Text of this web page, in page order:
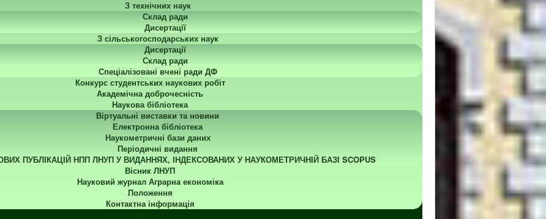
З технічних наук
Склад ради
Дисертації
З сільськогосподарських наук
Дисертації
Склад ради
Спеціалізовані вчені ради ДФ
Конкурс студентських наукових робіт
Академічна доброчесність
Наукова бібліотека
Віртуальні виставки та новини
Електронна бібліотека
Наукометричні бази даних
Періодичні видання
ПУБЛІКАЦІЙ НПП ЛНУП У ВИДАННЯХ, ІНДЕКСОВАНИХ У НАУКОМЕТРИЧНІЙ БАЗІ SCOPUS
Вісник ЛНУП
Науковий журнал Аграрна економіка
Положення
Контактна інформація